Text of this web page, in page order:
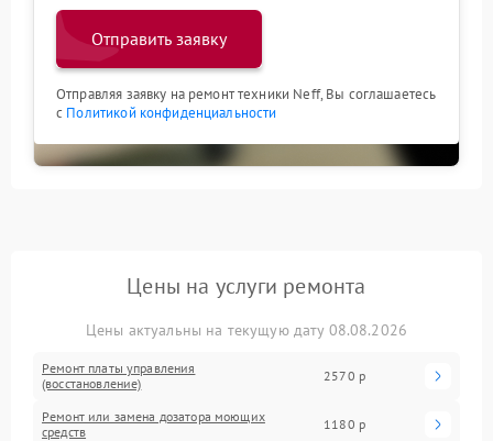
Отправить заявку
Отправляя заявку на ремонт техники Neff, Вы соглашаетесь
с Политикой конфиденциальности
Цены на услуги ремонта
Цены актуальны на текущую дату 08.08.2026
Ремонт платы управления
(восстановление)
2570 р
Ремонт или замена дозатора моющих
средств
1180 р